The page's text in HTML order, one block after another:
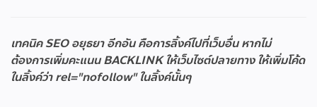
เทคนิค SEO อยุธยา อีกอัน คือการลิ้งค์ไปที่เว็บอื่น หากไม่
ต้องการเพิ่มคะแนน BACKLINK ให้เว็บไซต์ปลายทาง ให้เพิ่มโค้ด
ในลิ้งค์ว่า rel="nofollow" ในลิ้งค์นั้นๆ